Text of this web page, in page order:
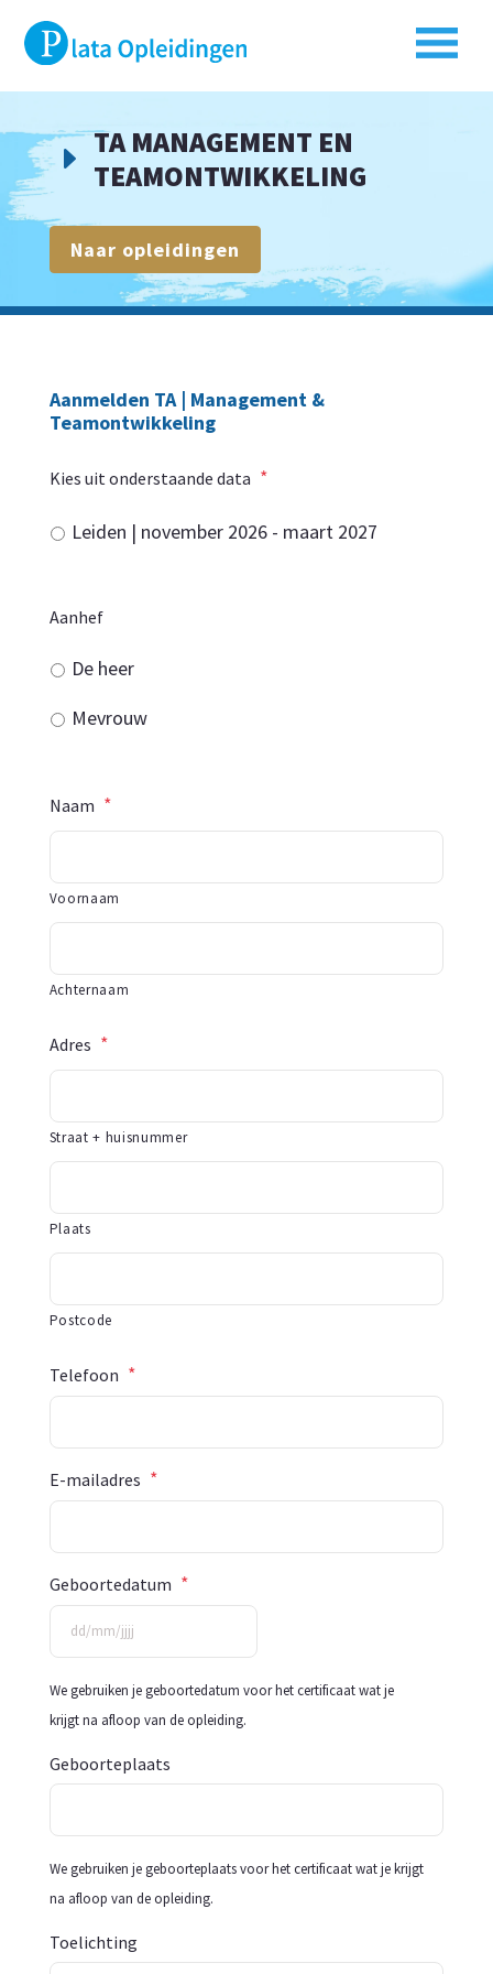
E TA MANAGEMENT EN
TEAMONTWIKKELING
Naar opleidingen
Aanmelden TA | Management &
Teamontwikkeling
Kies uit onderstaande data *
Leiden | november 2026 - maart 2027
Aanhef
De heer
Mevrouw
Naam *
Voornaam
Achternaam
Adres *
Straat + huisnummer
Plaats
Postcode
Telefoon *
E-mailadres *
Geboortedatum *
slash
MM
slash
JJJJ
We gebruiken je geboortedatum voor het certificaat wat je
krijgt na afloop van de opleiding.
Geboorteplaats
We gebruiken je geboorteplaats voor het certificaat wat je krijgt
na afloop van de opleiding.
Toelichting